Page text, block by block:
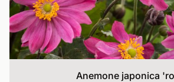
Anemone japonica